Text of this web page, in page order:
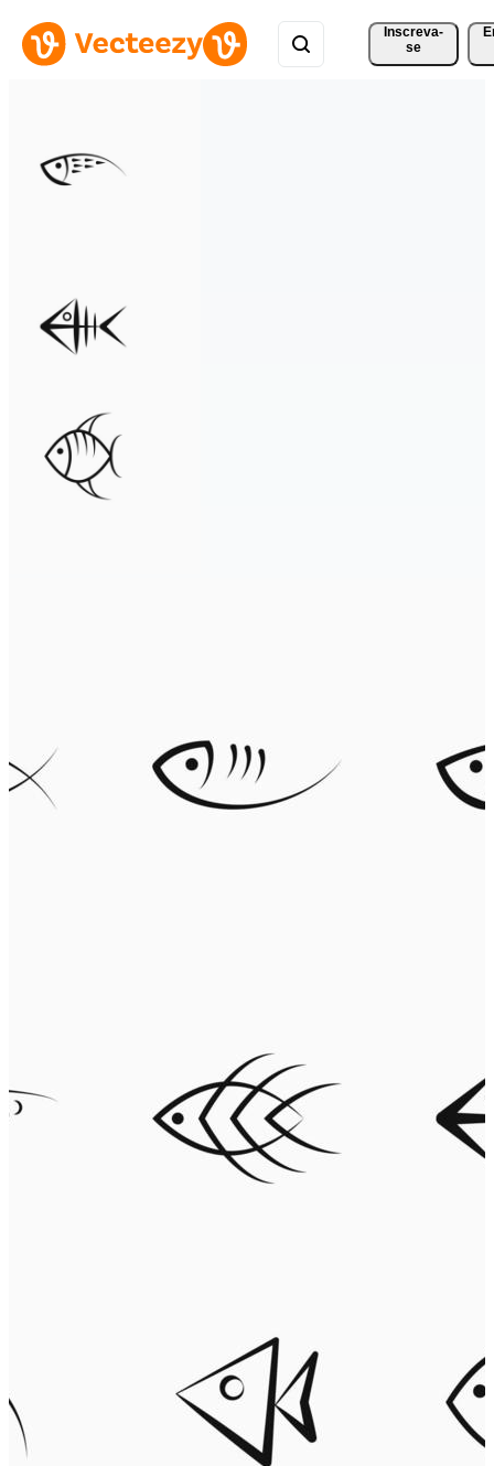
Inscreva-
se